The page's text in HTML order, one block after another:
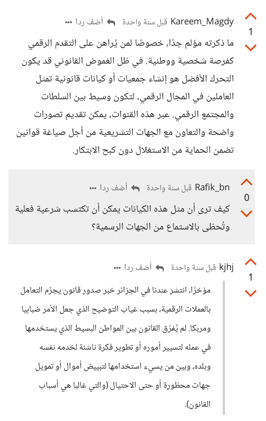
1
Kareem_Magdy قبل سنة واحدة أضف ردا
ما ذكرته مؤلم جدًا، خصوصًا لمن يُراهن على التقدم الرقمي
كفرصة شخصية ووطنية. في ظل الغموض القانوني قد يكون
التحرك الأفضل هو إنشاء جمعيات أو كيانات قانونية تمثل
العاملين في المجال الرقمي، لتكون وسيط بين السلطات
والمجتمع الرقمي. عبر هذه القنوات، يمكن تقديم تصورات
واضحة والتعاون مع الجهات التشريعية من أجل صياغة قوانين
تضمن الحماية من الاستغلال دون كبح الابتكار.
0
Rafik_bn قبل سنة واحدة أضف ردا
كيف ترى أن مثل هذه الكيانات يمكن أن تكتسب شرعية فعلية
وتُحظى بالاستماع من الجهات الرسمية؟
1
kjhj قبل سنة واحدة
أضف ردا
مؤخرًا، انتشر عندنا في الجزائر خبر صدور قانون يجرّم التعامل
بالعملات الرقمية، بسبب غياب التوضيح الذي جعل الأمر ضبابيا
ومربكا. لم يُفرّق القانون بين المواطن البسيط الذي يستخدمها
في عمله لتسيير أموره أو تطوير فكرة ناشئة لخدمه نفسه
وبلده، وبين من يسيء استخدامها لتبييض أموال أو تمويل
جهات محظورة أو حتى الاحتيال (والتي غالبا هي أسباب
القانون).